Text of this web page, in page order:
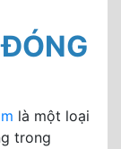
là một loại
trong